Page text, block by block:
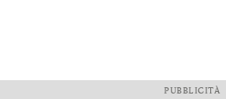
PUBBLICITÀ